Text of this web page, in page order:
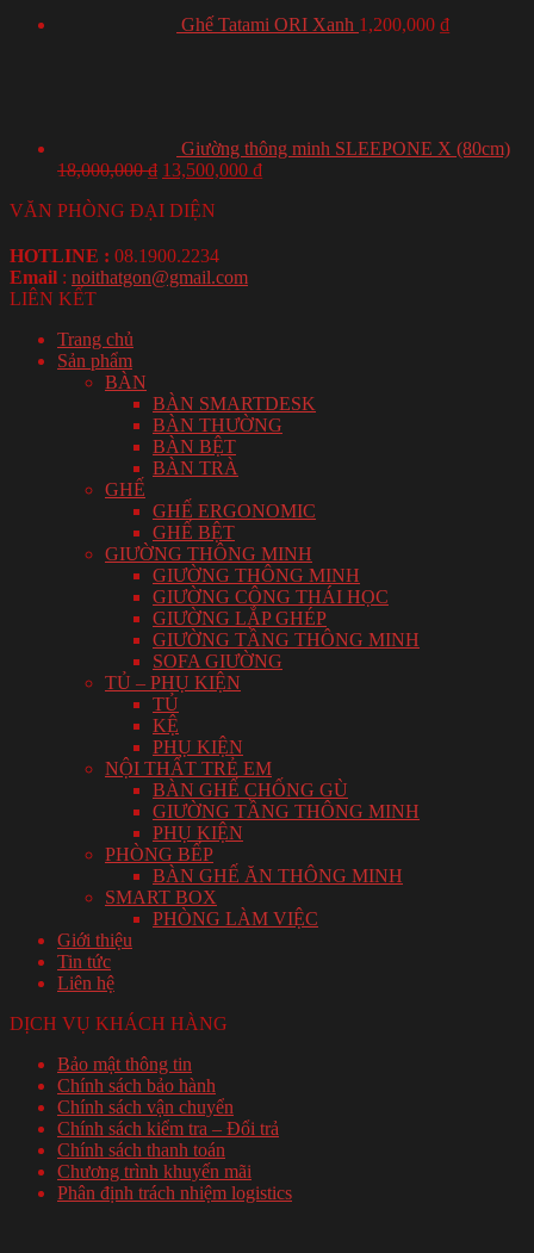
Ghế Tatami ORI Xanh 1,200,000 ₫
Giường thông minh SLEEPONE X (80cm)
18,000,000₫ 13,500,000 ₫
VĂN PHÒNG ĐẠI DIỆN
HOTLINE : 08.1900.2234
Email : noithatgon@gmail.com
LIÊN KẾT
Trang chủ
Sản phẩm
BÀN
BÀN SMARTDESK
BÀN THƯỜNG
BÀN BỆT
BÀN TRÀ
GHẾ
GHẾ ERGONOMIC
GHẾ BỆT
GIƯỜNG THÔNG MINH
GIƯỜNG THÔNG MINH
GIƯỜNG CÔNG THÁI HỌC
GIƯỜNG LẮP GHÉP
GIƯỜNG TẦNG THÔNG MINH
SOFA GIƯỜNG
TỦ – PHỤ KIỆN
TỦ
KỆ
PHỤ KIỆN
NỘI THẤT TRẺ EM
BÀN GHẾ CHỐNG GÙ
GIƯỜNG TẦNG THÔNG MINH
PHỤ KIỆN
PHÒNG BẾP
BÀN GHẾ ĂN THÔNG MINH
SMART BOX
PHÒNG LÀM VIỆC
Giới thiệu
Tin tức
Liên hệ
DỊCH VỤ KHÁCH HÀNG
Bảo mật thông tin
Chính sách bảo hành
Chính sách vận chuyển
Chính sách kiểm tra – Đổi trả
Chính sách thanh toán
Chương trình khuyến mãi
Phân định trách nhiệm logistics